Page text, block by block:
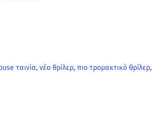
ταινία, νέο θρίλερ, πιο τρομακτικό θρίλερ,